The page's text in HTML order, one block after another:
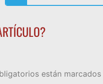
están marcados